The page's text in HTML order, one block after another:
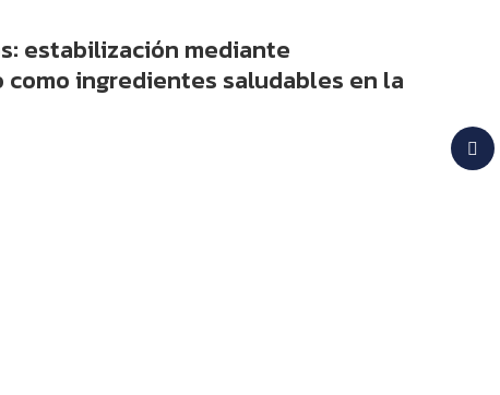
estabilización mediante
ingredientes saludables en la